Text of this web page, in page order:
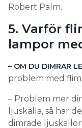
Robert Palm.
5. Varför
lampor
– OM DU DIMRAR
problem med
– Problem mer
ljuskälla, så har
dimrade